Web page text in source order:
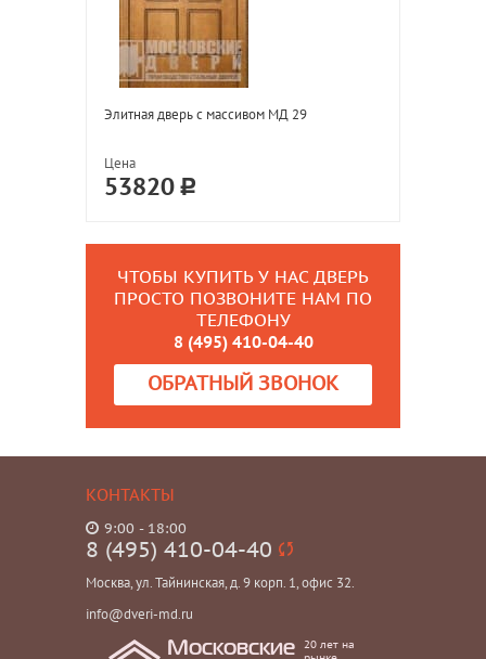
Элитная дверь с массивом МД 29
Цена
53820
ЧТОБЫ КУПИТЬ У НАС ДВЕРЬ
ПРОСТО ПОЗВОНИТЕ НАМ ПО
ТЕЛЕФОНУ
8 (495) 410-04-40
ОБРАТНЫЙ ЗВОНОК
КОНТАКТЫ
9:00 - 18:00
8 (495) 410-04-40
Москва, ул. Тайнинская, д. 9 корп. 1, офис 32.
info@dveri-md.ru
Московские
20 лет на